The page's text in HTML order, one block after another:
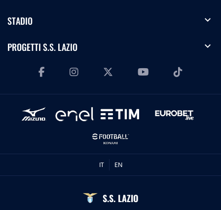
STADIO expand_more
PROGETTI S.S. LAZIO expand_more
IT EN
S.S. LAZIO